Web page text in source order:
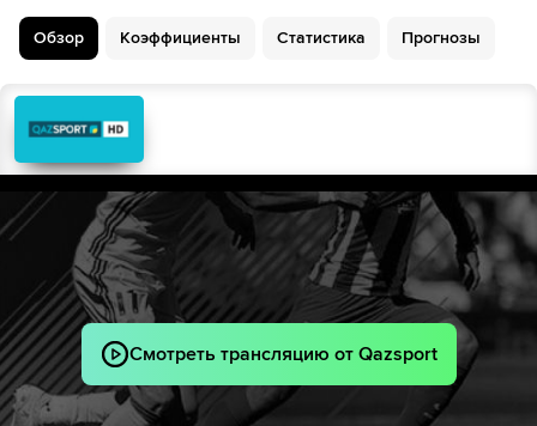
Обзор Коэффициенты Статистика Прогнозы
Смотреть трансляцию от Qazsport